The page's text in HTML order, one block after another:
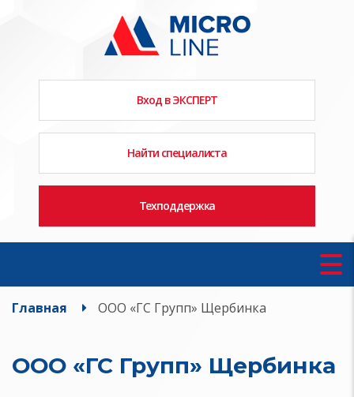
Вход в ЭКСПЕРТ
Найти специалиста
Техподдержка
Главная ООО «ГС Групп» Щербинка
ООО «ГС Групп» Щербинка